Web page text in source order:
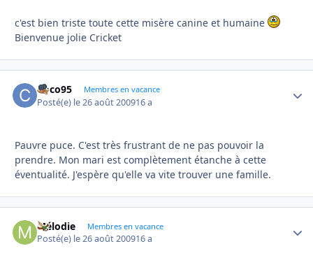
c'est bien triste toute cette misère canine et humaine
Bienvenue jolie Cricket
Coco95 Membres en vacance
Posté(e) le 26 août 200916 a
Pauvre puce. C'est très frustrant de ne pas pouvoir la
prendre. Mon mari est complètement étanche à cette
éventualité. J'espère qu'elle va vite trouver une famille.
Mélodie Membres en vacance
Posté(e) le 26 août 200916 a